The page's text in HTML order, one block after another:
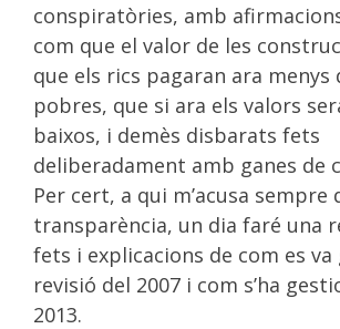
conspiratòries, amb
com que el valor de les
que els rics pagaran ara menys
pobres, que si ara els valors
baixos, i demès disbarats fets
deliberadament amb ganes de
Per cert, a qui m’acusa sempre
transparència, un dia faré una
fets i explicacions de com es
revisió del 2007 i com s’ha
2013.